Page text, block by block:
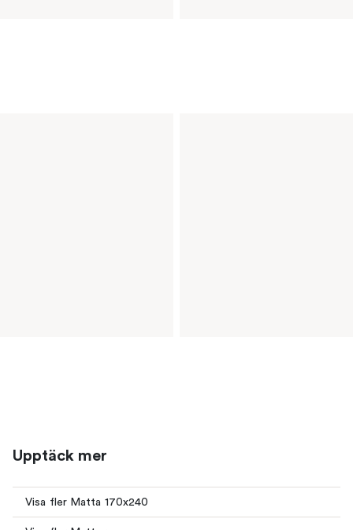
Upptäck mer
Visa fler Matta 170x240